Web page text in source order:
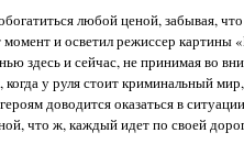
любой ценой, забывая,
момент и осветил режиссер
здесь и сейчас, не принимая во
у руля стоит криминальный
доводится оказаться в
что ж, каждый идет по своей